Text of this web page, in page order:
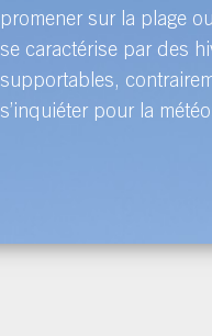
promener sur la plage
se caractérise par des
supportables,
s’inquiéter pour la